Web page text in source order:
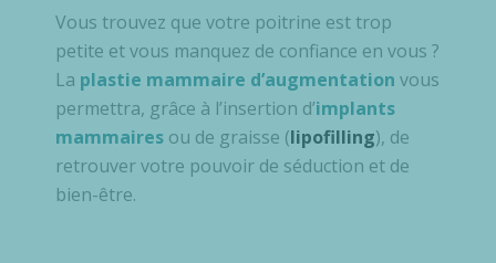
Vous trouvez que votre poitrine est trop
petite et vous manquez de confiance en vous ?
La plastie mammaire d’augmentation vous
permettra, grâce à l’insertion d’implants
mammaires ou de graisse (lipofilling), de
retrouver votre pouvoir de séduction et de
bien-être.